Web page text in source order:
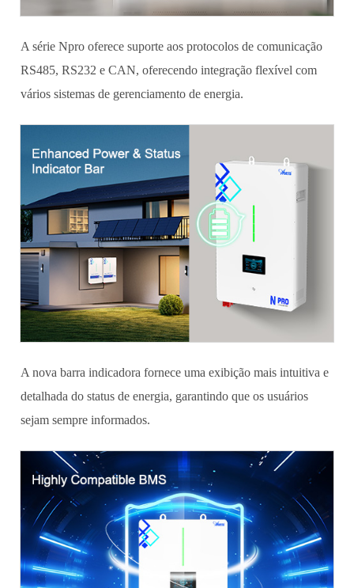
A série Npro oferece suporte aos protocolos de comunicação
RS485, RS232 e CAN, oferecendo integração flexível com
vários sistemas de gerenciamento de energia.
A nova barra indicadora fornece uma exibição mais intuitiva e
detalhada do status de energia, garantindo que os usuários
sejam sempre informados.